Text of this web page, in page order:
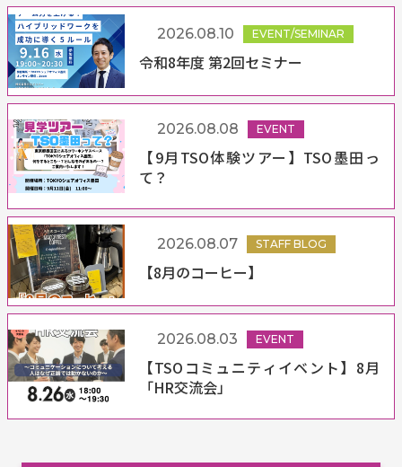
令和8年度 第2回セミナー
2026.08.10 EVENT/SEMINAR
【9月TSO体験ツアー】TSO墨田っ
て？
2026.08.08 EVENT
【8月のコーヒー】
2026.08.07 STAFF BLOG
【TSOコミュニティイベント】8月
「HR交流会」
2026.08.03 EVENT